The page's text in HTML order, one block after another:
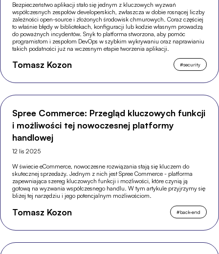
Bezpieczeństwo aplikacji stało się jednym z kluczowych wyzwań
współczesnych zespołów developerskich, zwłaszcza w dobie rosnącej liczby
zależności open-source i złożonych środowisk chmurowych. Coraz częściej
to właśnie błędy w bibliotekach, konfiguracji lub kodzie własnym prowadzą
do poważnych incydentów. Snyk to platforma stworzona, aby pomóc
programistom i zespołom DevOps w szybkim wykrywaniu oraz naprawianiu
takich podatności już na wczesnym etapie tworzenia aplikacji.
Tomasz Kozon #security
Spree Commerce: Przegląd kluczowych funkcji
i możliwości tej nowoczesnej platformy
handlowej
12 lis 2025
W świecie eCommerce, nowoczesne rozwiązania stają się kluczem do
skutecznej sprzedaży. Jednym z nich jest Spree Commerce - platforma
zapewniająca szereg kluczowych funkcji i możliwości, które czynią ją
gotową na wyzwania współczesnego handlu. W tym artykule przyjrzymy się
bliżej tej narzędziu i jego potencjalnym możliwościom.
Tomasz Kozon #back-end